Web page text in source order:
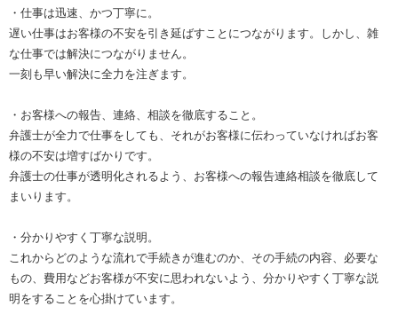
・仕事は迅速、かつ丁寧に。
遅い仕事はお客様の不安を引き延ばすことにつながります。しかし、雑
な仕事では解決につながりません。
一刻も早い解決に全力を注ぎます。
・お客様への報告、連絡、相談を徹底すること。
弁護士が全力で仕事をしても、それがお客様に伝わっていなければお客
様の不安は増すばかりです。
弁護士の仕事が透明化されるよう、お客様への報告連絡相談を徹底して
まいります。
・分かりやすく丁寧な説明。
これからどのような流れで手続きが進むのか、その手続の内容、必要な
もの、費用などお客様が不安に思われないよう、分かりやすく丁寧な説
明をすることを心掛けています。